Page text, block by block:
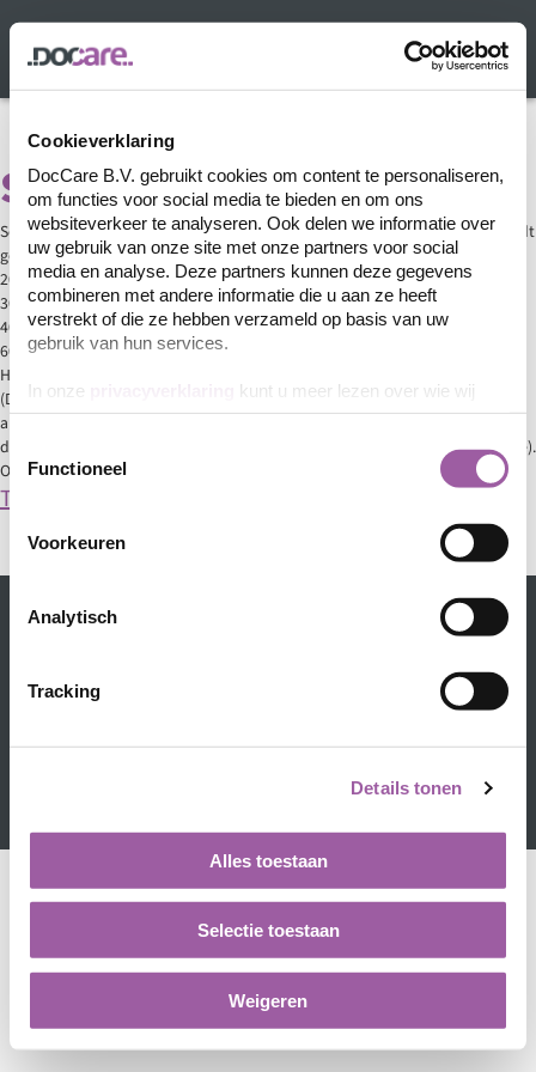
Cookieverklaring
DocCare B.V. gebruikt cookies om content te personaliseren,
om functies voor social media te bieden en om ons
websiteverkeer te analyseren. Ook delen we informatie over
uw gebruik van onze site met onze partners voor social
media en analyse. Deze partners kunnen deze gegevens
combineren met andere informatie die u aan ze heeft
verstrekt of die ze hebben verzameld op basis van uw
gebruik van hun services.
In onze
kunt u meer lezen over wie wij
zijn, hoe u contact met ons kunt opnemen en hoe we
Functioneel
Voorkeuren
Analytisch
Tracking
Details tonen
Alles toestaan
Selectie toestaan
Weigeren
Ga
naar
inhoud
DocCare
Uw
op
het
gebied
van
dataverwerking
Menu
Scanresolutie
Scanners werken met een scanresolutie: het aantal pixels dat per inch wordt
gescand. Gangbare resoluties zijn:
200 dpi
300 dpi
400 dpi
600 dpi
Hoe hoger het aantal DPI hoe nauwkeuriger de scan. Echter hoe meer DPI
(Dots Per Inch), hoe groter de gescande afbeelding. Overigens wordt niet
alleen de afbeeldingen groter bij een hogere scanresolutie, maar wordt ook
de scan tijd en de OCR-tijd langer (beiden nemen ook met 400% of meer toe).
Om te OCR’en geldt eigenlijk dat 300 dpi optimaal is.
Terug
Contact Privacyverklaring Disclaimer
Cookieverklaring